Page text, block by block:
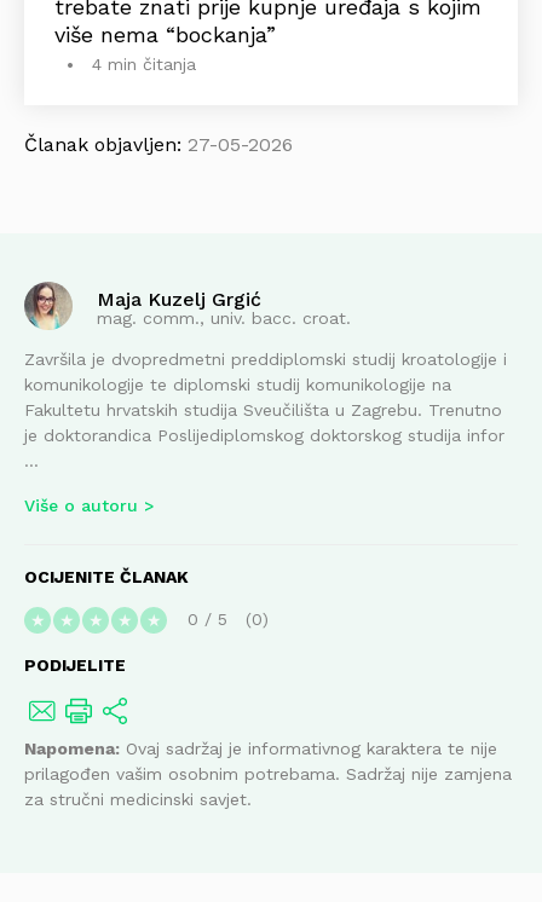
trebate znati prije kupnje uređaja s kojim
više nema “bockanja”
4 min čitanja
Članak objavljen: 27-05-2026
Maja Kuzelj Grgić
mag. comm., univ. bacc. croat.
Završila je dvopredmetni preddiplomski studij kroatologije i
komunikologije te diplomski studij komunikologije na
Fakultetu hrvatskih studija Sveučilišta u Zagrebu. Trenutno
je doktorandica Poslijediplomskog doktorskog studija infor
...
Više o autoru
OCIJENITE ČLANAK
★ ★ ★ ★ ★ 0 / 5 0
PODIJELITE
Napomena: Ovaj sadržaj je informativnog karaktera te nije
prilagođen vašim osobnim potrebama. Sadržaj nije zamjena
za stručni medicinski savjet.